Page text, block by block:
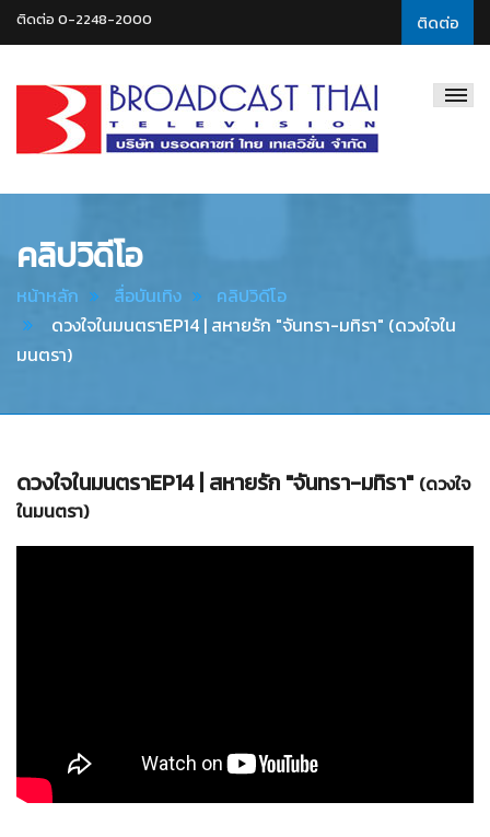
ติดต่อ
ติดต่อ 0-2248-2000
Thai
คลิปวิดีโอ
หน้าหลัก สื่อบันเทิง
คลิปวิดีโอ
ดวงใจในมนตราEP14 | สหายรัก "จันทรา-มทิรา" (ดวงใจใน
มนตรา)
ดวงใจในมนตราEP14 | สหายรัก "จันทรา-มทิรา" (ดวงใจ
ในมนตรา)